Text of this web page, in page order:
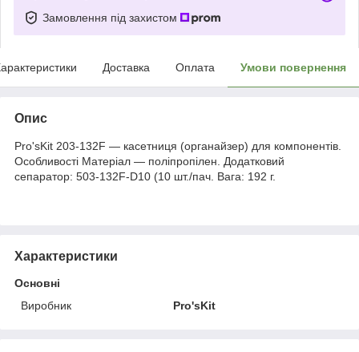
Замовлення під захистом
Доставка Оплата Умови повернення
Опис
Pro'sKit 203-132F — касетниця (органайзер) для компонентів.
Особливості Матеріал — поліпропілен. Додатковий
сепаратор: 503-132F-D10 (10 шт./пач. Вага: 192 г.
Характеристики
Основні
Виробник
Pro'sKit